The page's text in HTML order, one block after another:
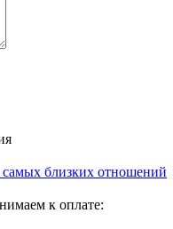
близких отношений
к оплате: